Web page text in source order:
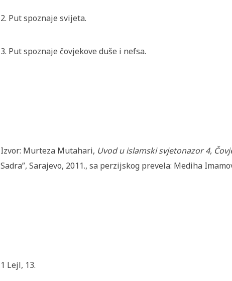
2. Put spoznaje svijeta.
3. Put spoznaje čovjekove duše i nefsa.
Izvor: Murteza Mutahari, Uvod u islamski svjetonazor 4,
Sadra”, Sarajevo, 2011., sa perzijskog prevela: Mediha
1 Lejl, 13.